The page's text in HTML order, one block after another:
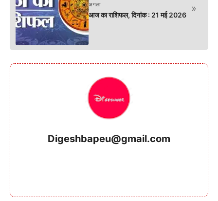
अगला
आज का राशिफल, दिनांक : 21 मई 2026
»
Digeshbapeu@gmail.com